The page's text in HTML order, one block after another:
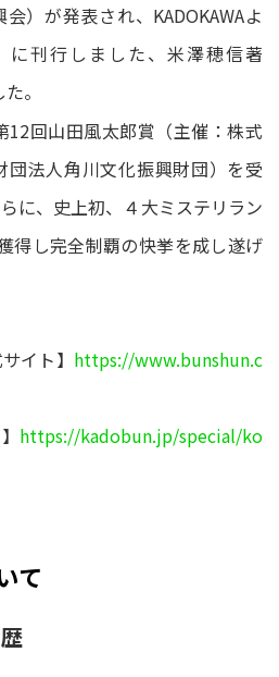
）が発表され、KADOKAWAよ
に刊行しました、米澤穂信著
。
12回山田風太郎賞（主催：株式
団法人角川文化振興財団）を受
に、史上初、４大ミステリラン
得し完全制覇の快挙を成し遂げ
イト】 https://www.bunshun.c
https://kadobun.jp/special/ko
て